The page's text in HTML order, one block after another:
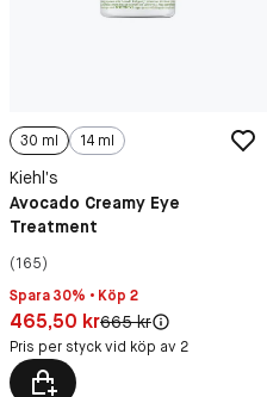
30 ml 14 ml
Kiehl’s
Avocado Creamy Eye
Treatment
(165)
Spara 30% • Köp 2
Pris: 465,50 kr
465,50 krOriginal pris:
665 kr
Pris per styck vid köp av 2